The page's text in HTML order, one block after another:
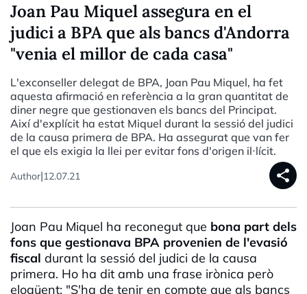
Joan Pau Miquel assegura en el
judici a BPA que als bancs d'Andorra
"venia el millor de cada casa"
L'exconseller delegat de BPA, Joan Pau Miquel, ha fet
aquesta afirmació en referència a la gran quantitat de
diner negre que gestionaven els bancs del Principat.
Així d'explícit ha estat Miquel durant la sessió del judici
de la causa primera de BPA. Ha assegurat que van fer
el que els exigia la llei per evitar fons d'origen il·lícit.
Author|12.07.21 share
Joan Pau Miquel ha reconegut que bona part dels
fons que gestionava BPA provenien de l'evasió
fiscal durant la sessió del judici de la causa
primera. Ho ha dit amb una frase irònica però
eloqüent: "S'ha de tenir en compte que als bancs